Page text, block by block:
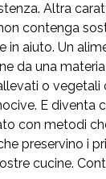
Altra
contenga
in aiuto. Un
da una
o vegetali
E diventa
con metodi
preservino i
cucine.